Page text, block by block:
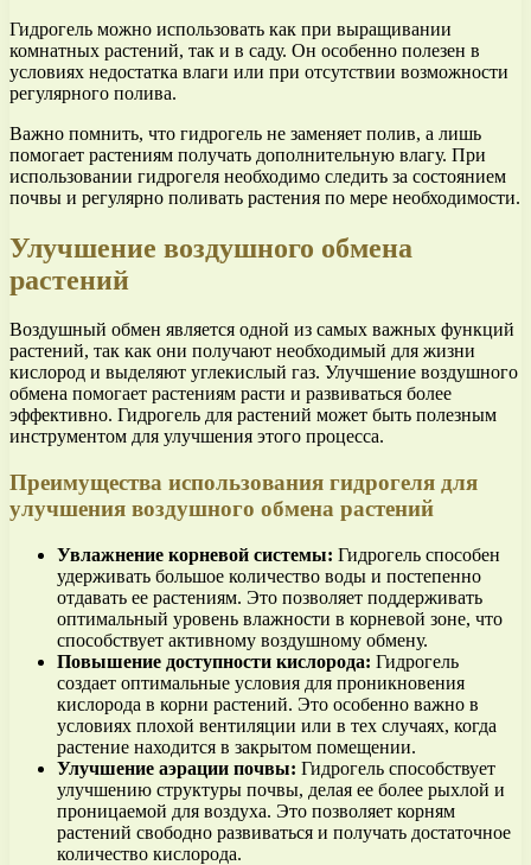
Гидрогель можно использовать как при выращивании
комнатных растений, так и в саду. Он особенно полезен в
условиях недостатка влаги или при отсутствии возможности
регулярного полива.
Важно помнить, что гидрогель не заменяет полив, а лишь
помогает растениям получать дополнительную влагу. При
использовании гидрогеля необходимо следить за состоянием
почвы и регулярно поливать растения по мере необходимости.
Улучшение воздушного обмена
растений
Воздушный обмен является одной из самых важных функций
растений, так как они получают необходимый для жизни
кислород и выделяют углекислый газ. Улучшение воздушного
обмена помогает растениям расти и развиваться более
эффективно. Гидрогель для растений может быть полезным
инструментом для улучшения этого процесса.
Преимущества использования гидрогеля для
улучшения воздушного обмена растений
Увлажнение корневой системы: Гидрогель способен
удерживать большое количество воды и постепенно
отдавать ее растениям. Это позволяет поддерживать
оптимальный уровень влажности в корневой зоне, что
способствует активному воздушному обмену.
Повышение доступности кислорода: Гидрогель
создает оптимальные условия для проникновения
кислорода в корни растений. Это особенно важно в
условиях плохой вентиляции или в тех случаях, когда
растение находится в закрытом помещении.
Улучшение аэрации почвы: Гидрогель способствует
улучшению структуры почвы, делая ее более рыхлой и
проницаемой для воздуха. Это позволяет корням
растений свободно развиваться и получать достаточное
количество кислорода.